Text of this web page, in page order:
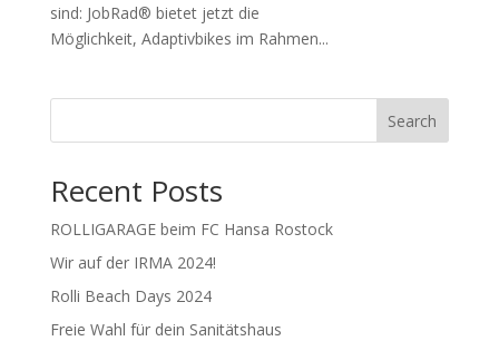
sind: JobRad® bietet jetzt die
Möglichkeit, Adaptivbikes im Rahmen...
Search
Recent Posts
ROLLIGARAGE beim FC Hansa Rostock
Wir auf der IRMA 2024!
Rolli Beach Days 2024
Freie Wahl für dein Sanitätshaus